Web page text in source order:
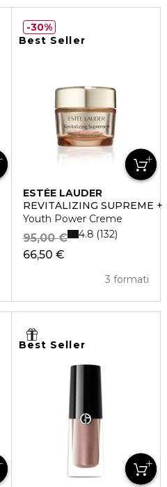
Best Seller
ESTÉE LAUDER
REVITALIZING SUPREME +
Youth Power Creme
66,50 €
95,00 €
3 formati
4.8 132
30%
Best Seller